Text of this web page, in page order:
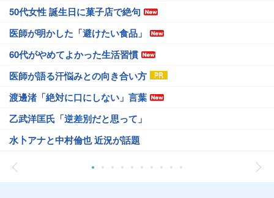
50代女性 誕生日に菓子店で絶句
医師が明かした「避けたい食品」
60代がやめてよかった生活習慣
医師が語る汗悩みとの向き合い方
渡邊渚「絶対に口にしない」言葉
乙武洋匡氏「逆差別だと思って」
水卜アナと中村倫也 近況が話題